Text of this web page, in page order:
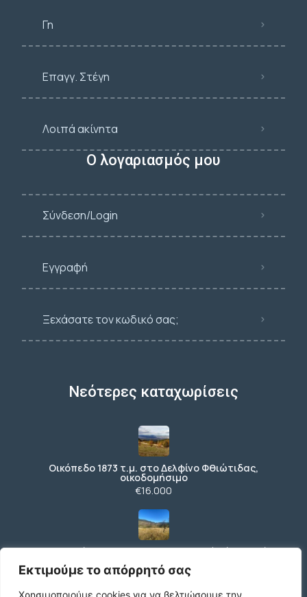
Εκτιμούμε το απόρρητό σας
Χρησιμοποιούμε cookies για να βελτιώσουμε την
Γη
Επαγγ. Στέγη
Λοιπά ακίνητα
Ο λογαριασμός μου
Σύνδεση/Login
Εγγραφή
Ξεχάσατε τον κωδικό σας;
Νεότερες καταχωρίσεις
Οικόπεδο 1873 τ.μ. στο Δελφίνο Φθιώτιδας,
οικοδομήσιμο
€16.000
Αγροτεμάχιο 338 τ.μ. με πανοραμική θέα κοντά
στην Αράχωβα
€2.500